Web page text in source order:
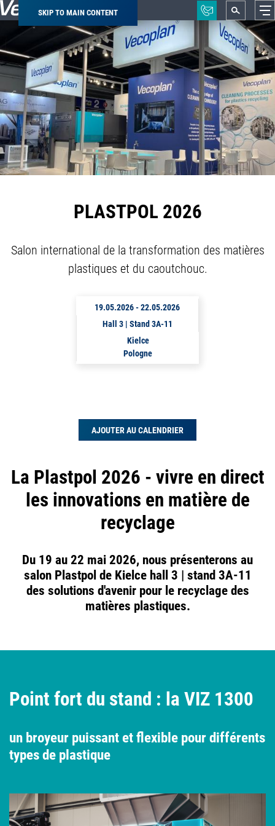
SKIP TO MAIN CONTENT
Breadcrumb
PLASTPOL 2026
Salon international de la transformation des matières
plastiques et du caoutchouc.
19.05.2026-22.05.2026
Hall 3 | Stand 3A-11
Kielce
Pologne
AJOUTER AU CALENDRIER
La Plastpol 2026 - vivre en direct
les innovations en matière de
recyclage
Du 19 au 22 mai 2026, nous présenterons au
salon Plastpol de Kielce hall 3 | stand 3A-11
des solutions d'avenir pour le recyclage des
matières plastiques.
Point fort du stand : la VIZ 1300
un broyeur puissant et flexible pour différents
types de plastique